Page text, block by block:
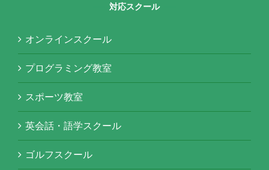
対応スクール
オンラインスクール
プログラミング教室
スポーツ教室
英会話・語学スクール
ゴルフスクール